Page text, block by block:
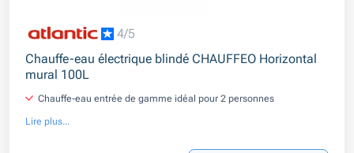
4/5
Chauffe-eau électrique blindé CHAUFFEO Horizontal
mural 100L
Chauffe-eau entrée de gamme idéal pour 2 personnes
Lire plus...